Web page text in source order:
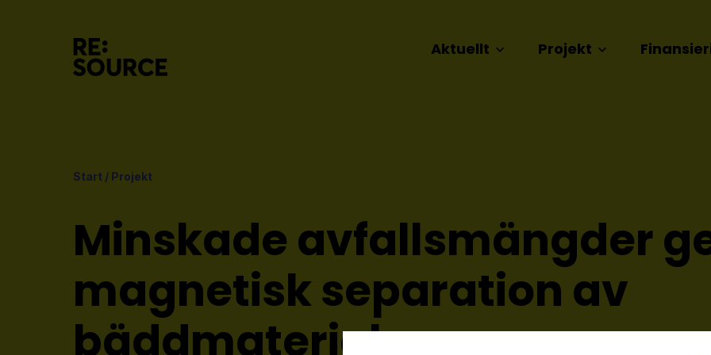
Aktuellt Projekt
Start / Projekt
Minskade avfallsmängder
magnetisk separation av
bäddmaterial